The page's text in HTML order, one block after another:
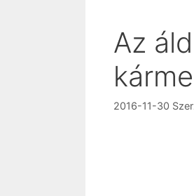
Az
2016-11-30